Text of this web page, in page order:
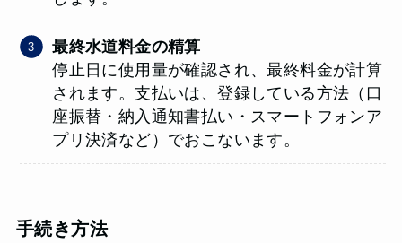
最終水道料金の精算
停止日に使用量が確認され、最終料金が計算
されます。支払いは、登録している方法（口
座振替・納入通知書払い・スマートフォンア
プリ決済など）でおこないます。
手続き方法